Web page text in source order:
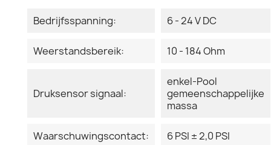
Bedrijfsspanning: 6 - 24 V DC
Weerstandsbereik: 10 - 184 Ohm
Druksensor signaal:
enkel-Pool
gemeenschappelijke
massa
Waarschuwingscontact: 6 PSI ± 2,0 PSI